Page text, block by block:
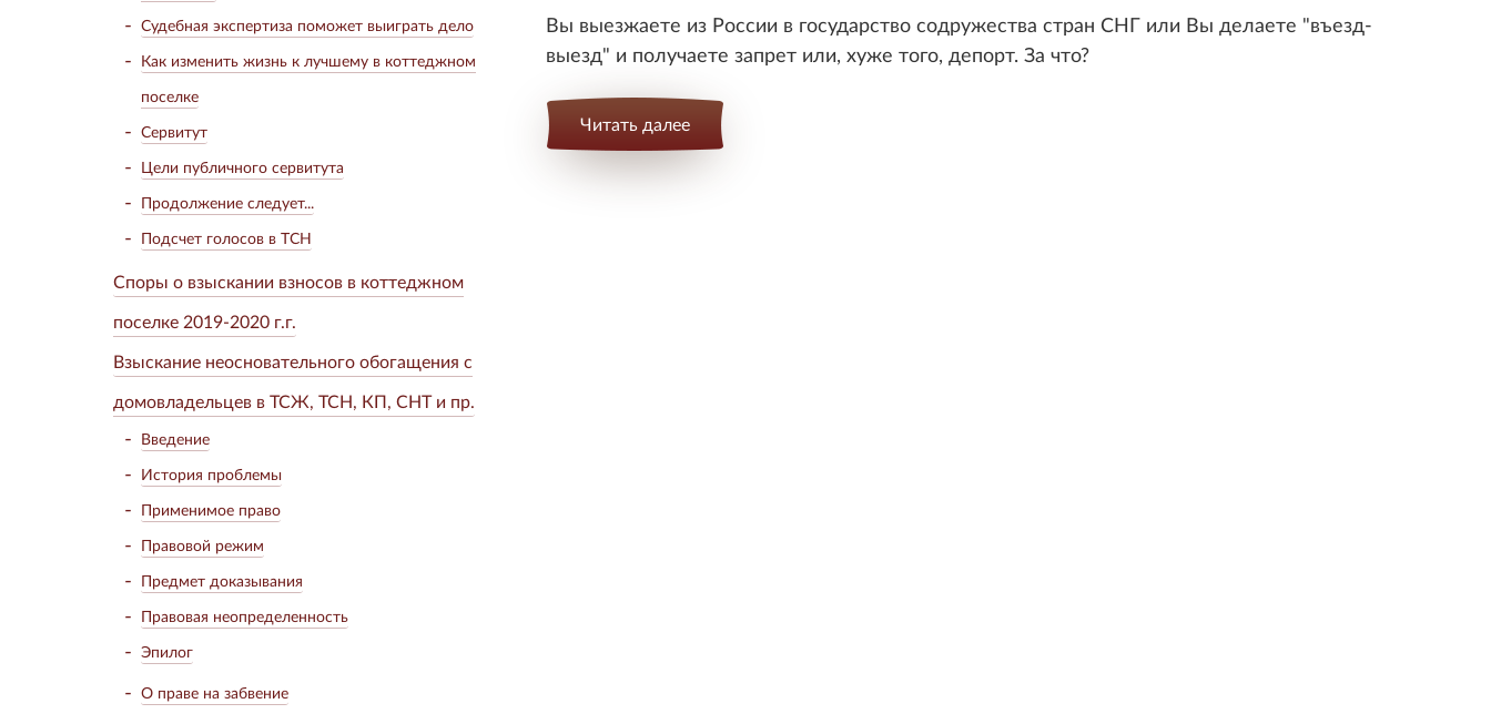
Судебная экспертиза поможет выиграть дело
Как изменить жизнь к лучшему в коттеджном
поселке
Сервитут
Цели публичного сервитута
Продолжение следует...
Подсчет голосов в ТСН
Споры о взыскании взносов в коттеджном
поселке 2019-2020 г.г.
Взыскание неосновательного обогащения с
домовладельцев в ТСЖ, ТСН, КП, СНТ и пр.
Введение
История проблемы
Применимое право
Правовой режим
Предмет доказывания
Правовая неопределенность
Эпилог
О праве на забвение
Вы выезжаете из России в государство содружества стран СНГ или Вы делаете "въезд-
выезд" и получаете запрет или, хуже того, депорт. За что?
Читать далее